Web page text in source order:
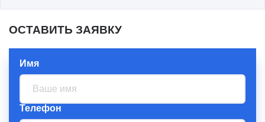
авиаперевозки по
России
Чартерные
авиаперевозки по
всему миру
ОСТАВИТЬ ЗАЯВКУ
Имя
Телефон